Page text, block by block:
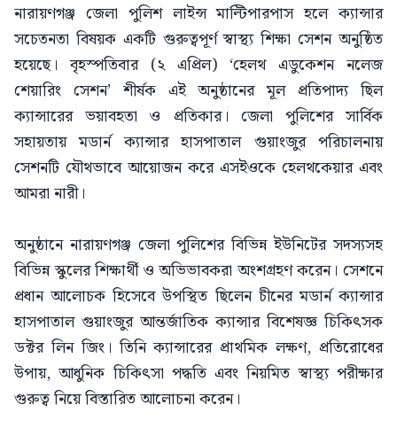
নারায়ণগঞ্জ জেলা পুলিশ লাইন্স মাল্টিপারপাস হলে ক্যান্সার
সচেতনতা বিষয়ক একটি গুরুত্বপূর্ণ স্বাস্থ্য শিক্ষা সেশন অনুষ্ঠিত
হয়েছে। বৃহস্পতিবার (২ এপ্রিল) ‘হেলথ এডুকেশন নলেজ
শেয়ারিং সেশন’ শীর্ষক এই অনুষ্ঠানের মূল প্রতিপাদ্য ছিল
ক্যান্সারের ভয়াবহতা ও প্রতিকার। জেলা পুলিশের সার্বিক
সহায়তায় মডার্ন ক্যান্সার হাসপাতাল গুয়াংজুর পরিচালনায়
সেশনটি যৌথভাবে আয়োজন করে এসইওকে হেলথকেয়ার এবং
আমরা নারী।
অনুষ্ঠানে নারায়ণগঞ্জ জেলা পুলিশের বিভিন্ন ইউনিটের সদস্যসহ
বিভিন্ন স্কুলের শিক্ষার্থী ও অভিভাবকরা অংশগ্রহণ করেন। সেশনে
প্রধান আলোচক হিসেবে উপস্থিত ছিলেন চীনের মডার্ন ক্যান্সার
হাসপাতাল গুয়াংজুর আন্তর্জাতিক ক্যান্সার বিশেষজ্ঞ চিকিৎসক
ডক্টর লিন জিং। তিনি ক্যান্সারের প্রাথমিক লক্ষণ, প্রতিরোধের
উপায়, আধুনিক চিকিৎসা পদ্ধতি এবং নিয়মিত স্বাস্থ্য পরীক্ষার
গুরুত্ব নিয়ে বিস্তারিত আলোচনা করেন।